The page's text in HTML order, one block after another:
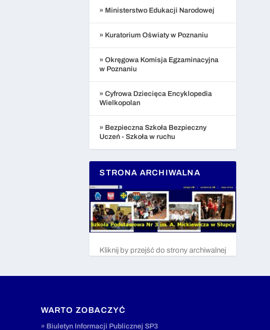
» Ministerstwo Edukacji Narodowej
» Kuratorium Oświaty w Poznaniu
» Okręgowa Komisja Egzaminacyjna
w Poznaniu
» Cyfrowa Dziecięca Encyklopedia
Wielkopolan
» Bezpieczna Szkoła Bezpieczny
Uczeń - Szkoła w ruchu
STRONA ARCHIWALNA
Kliknij by przejść do strony archiwalnej
WARTO ZOBACZYĆ
» Biuletyn Informacji Publicznej SP3